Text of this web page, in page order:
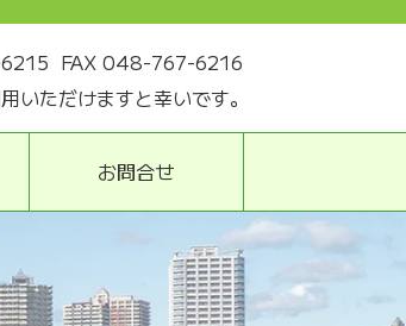
FAX 048-767-6216
いただけますと幸いです。
お問合せ